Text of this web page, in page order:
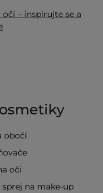
– inspirujte se a
obočí
oči
sprej na make-up